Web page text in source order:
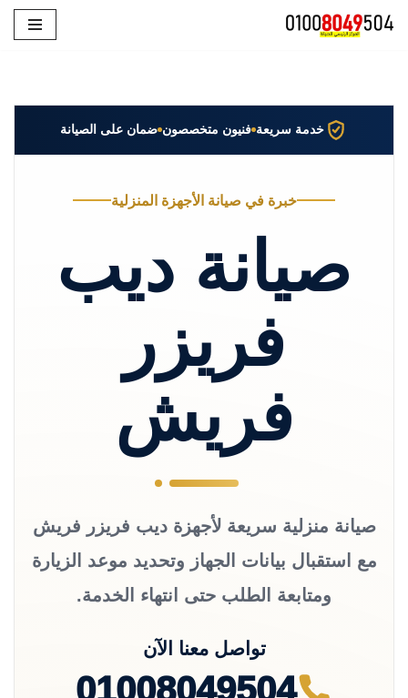
خدمة سريعة فنيون متخصصون ضمان على الصيانة
خبرة في صيانة الأجهزة المنزلية
صيانة ديب
فريزر
فريش
صيانة منزلية سريعة لأجهزة ديب فريزر فريش
مع استقبال بيانات الجهاز وتحديد موعد الزيارة
ومتابعة الطلب حتى انتهاء الخدمة.
تواصل معنا الآن
01008049504